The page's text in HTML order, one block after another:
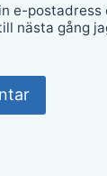
e-
nästa gång